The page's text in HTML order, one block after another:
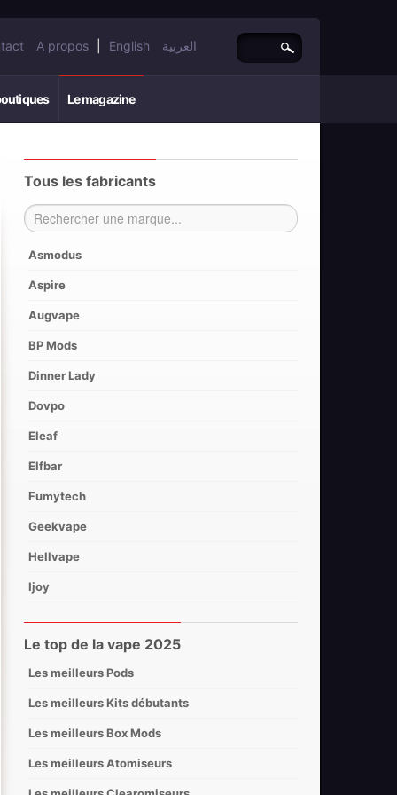
A propos English العربية
Le magazine
Tous les fabricants
Asmodus
Aspire
Augvape
BP Mods
Dinner Lady
Dovpo
Eleaf
Elfbar
Fumytech
Geekvape
Hellvape
Ijoy
Joyetech
Lost Mary
Lost Vape
Nevoks
Oxva
Le top de la vape 2025
Les meilleurs Pods
Les meilleurs Kits débutants
Les meilleurs Box Mods
Les meilleurs Atomiseurs